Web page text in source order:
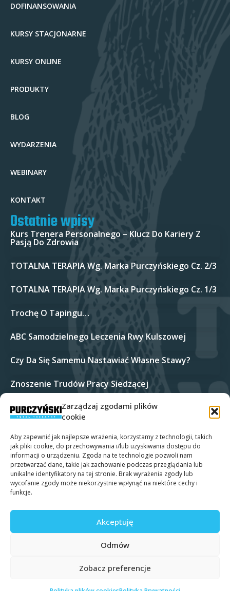
Zarządzaj zgodami plików
cookie
Aby zapewnić jak najlepsze wrażenia, korzystamy z technologii, takich
jak pliki cookie, do przechowywania i/lub uzyskiwania dostępu do
informacji o urządzeniu. Zgoda na te technologie pozwoli nam
przetwarzać dane, takie jak zachowanie podczas przeglądania lub
unikalne identyfikatory na tej stronie. Brak wyrażenia zgody lub
wycofanie zgody może niekorzystnie wpłynąć na niektóre cechy i
funkcje.
Akceptuję
Odmów
Zobacz preferencje
DOFINANSOWANIA
KURSY STACJONARNE
KURSY ONLINE
PRODUKTY
BLOG
WYDARZENIA
WEBINARY
KONTAKT
Ostatnie wpisy
Kurs Trenera Personalnego – Klucz Do Kariery Z
Pasją Do Zdrowia
TOTALNA TERAPIA Wg. Marka Purczyńskiego Cz. 2/3
TOTALNA TERAPIA Wg. Marka Purczyńskiego Cz. 1/3
Trochę O Tapingu…
ABC Samodzielnego Leczenia Rwy Kulszowej
Czy Da Się Samemu Nastawiać Własne Stawy?
Znoszenie Trudów Pracy Siedzącej
Bóle Barku Połączone Z Drętwieniem Kończyny
Górnej
Polityka Prywatności Polityka plików cookies (EU)
Marek Purczyński Total Theraphy | All Rights